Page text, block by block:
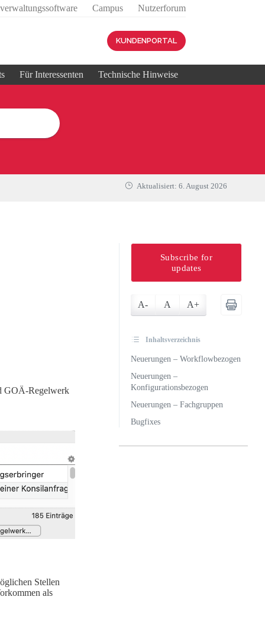
Campus Nutzerforum
KUNDENPORTAL
Für Interessenten Technische Hinweise
Aktualisiert: 6. August 2026
GOÄ-Regelwerk
Stellen
als
Subscribe for
updates
A- A A+
Inhaltsverzeichnis
Neuerungen – Workflowbezogen
Neuerungen –
Konfigurationsbezogen
Neuerungen – Fachgruppen
Bugfixes